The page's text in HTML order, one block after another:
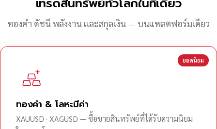
ทองคำ ดัชนี พลังงาน และสกุลเงิน — บนแพลตฟอร์มเดียว
ยอดนิยม
ทองคำ & โลหะมีค่า
XAUUSD · XAGUSD — ซื้อขายสินทรัพย์ที่ได้รับความนิยม